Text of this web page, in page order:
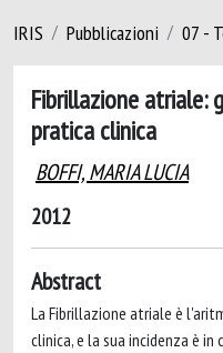
IRIS Pubblicazioni 07 -
Fibrillazione atriale:
pratica clinica
BOFFI, MARIA LUCIA
2012
Abstract
La Fibrillazione atriale è
clinica, e la sua incidenza è